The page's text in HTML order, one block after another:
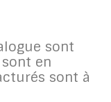
sont
en
sont à